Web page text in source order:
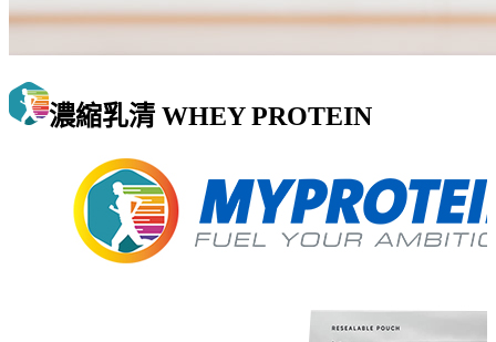
濃縮乳清 WHEY PROTEIN